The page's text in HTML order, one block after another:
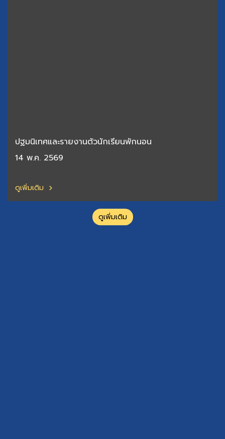
ปฐมนิเทศและรายงานตัวนักเรียนพักนอน
14 พ.ค. 2569
ดูเพิ่มเติม
ดูเพิ่มเติม